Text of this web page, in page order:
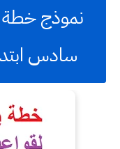
نموذج
سادس